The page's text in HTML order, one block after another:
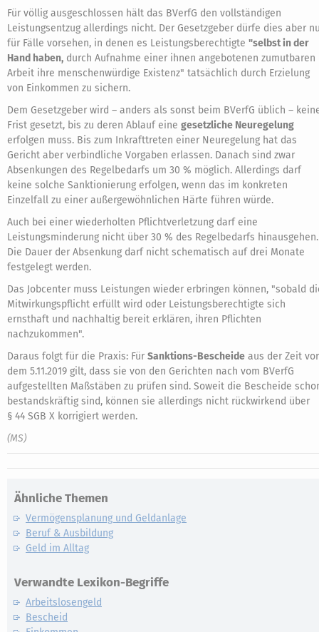
Für völlig ausgeschlossen hält das BVerfG den vollständigen
Leistungsentzug allerdings nicht. Der Gesetzgeber dürfe dies aber
für Fälle vorsehen, in denen es Leistungsberechtigte "selbst in der
Hand haben, durch Aufnahme einer ihnen angebotenen zumutbaren
Arbeit ihre menschenwürdige Existenz" tatsächlich durch Erzielung
von Einkommen zu sichern.
Dem Gesetzgeber wird – anders als sonst beim BVerfG üblich –
Frist gesetzt, bis zu deren Ablauf eine gesetzliche Neuregelung
erfolgen muss. Bis zum Inkrafttreten einer Neuregelung hat das
Gericht aber verbindliche Vorgaben erlassen. Danach sind zwar
Absenkungen des Regelbedarfs um 30 % möglich. Allerdings darf
keine solche Sanktionierung erfolgen, wenn das im konkreten
Einzelfall zu einer außergewöhnlichen Härte führen würde.
Auch bei einer wiederholten Pflichtverletzung darf eine
Leistungsminderung nicht über 30 % des Regelbedarfs hinausgehen.
Die Dauer der Absenkung darf nicht schematisch auf drei Monate
festgelegt werden.
Das Jobcenter muss Leistungen wieder erbringen können, "sobald
Mitwirkungspflicht erfüllt wird oder Leistungsberechtigte sich
ernsthaft und nachhaltig bereit erklären, ihren Pflichten
nachzukommen".
Daraus folgt für die Praxis: Für Sanktions-Bescheide aus der Zeit vor
dem 5.11.2019 gilt, dass sie von den Gerichten nach vom BVerfG
aufgestellten Maßstäben zu prüfen sind. Soweit die Bescheide
bestandskräftig sind, können sie allerdings nicht rückwirkend über
§ 44 SGB X korrigiert werden.
(MS)
Ähnliche Themen
Vermögensplanung und Geldanlage
Beruf & Ausbildung
Geld im Alltag
Verwandte Lexikon-Begriffe
Arbeitslosengeld
Bescheid